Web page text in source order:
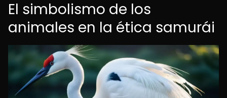
El simbolismo de los
animales en la ética samurái